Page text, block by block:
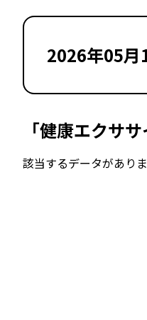
2026年05月
「健康エクサ
該当するデータがありま